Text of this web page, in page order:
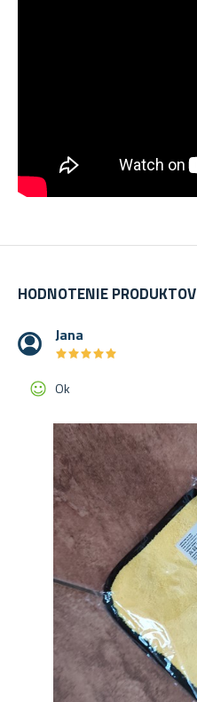
HODNOTENIE PRODUKTOV
Jana
★★★★★
★★★★★
Ok